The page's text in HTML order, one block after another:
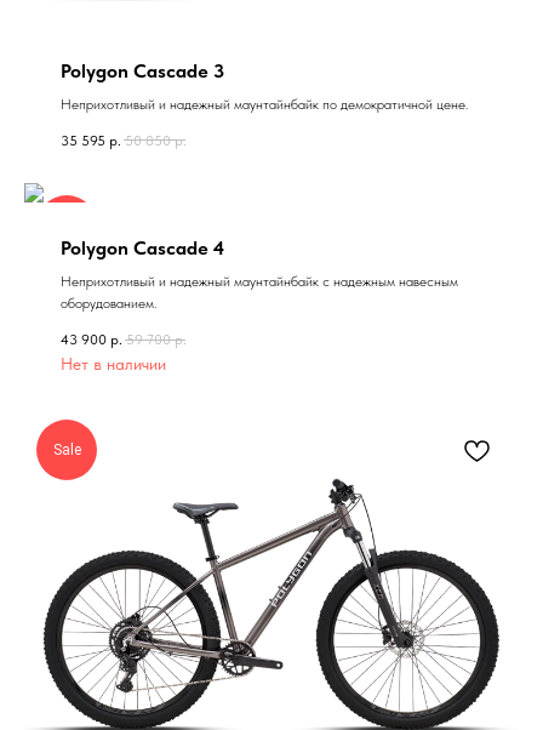
Polygon Cascade 3
Неприхотливый и надежный маунтайнбайк по демократичной цене.
35 595 р. 50 850 р.
Polygon Cascade 4
Неприхотливый и надежный маунтайнбайк с надежным навесным
оборудованием.
43 900 р. 59 700 р.
Нет в наличии
Sale